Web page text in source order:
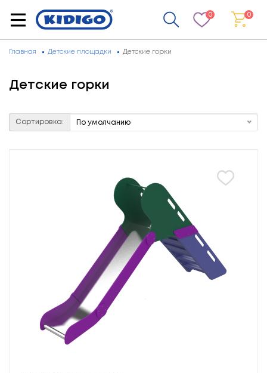
0 0
Главная Детские площадки Детские горки
Детские горки
Сортировка: По умолчанию